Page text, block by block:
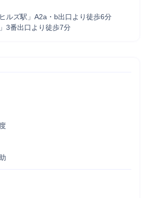
ルズ駅」A2a・b出口より徒歩6分
3番出口より徒歩7分